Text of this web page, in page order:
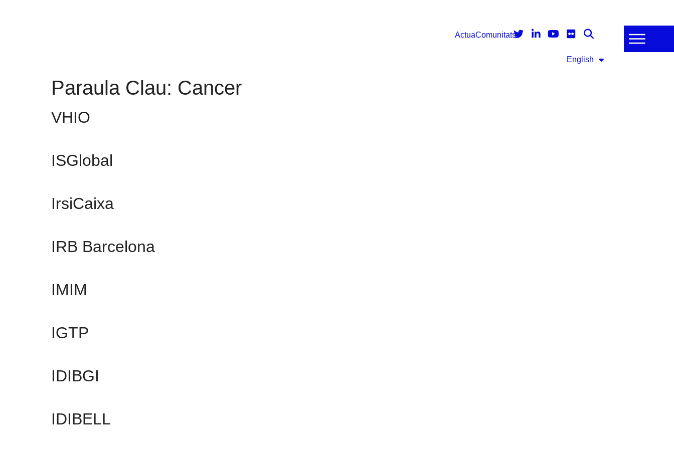
ActuaComunitats
English
Paraula Clau: Cancer
VHIO
ISGlobal
IrsiCaixa
IRB Barcelona
IMIM
IGTP
IDIBGI
IDIBELL